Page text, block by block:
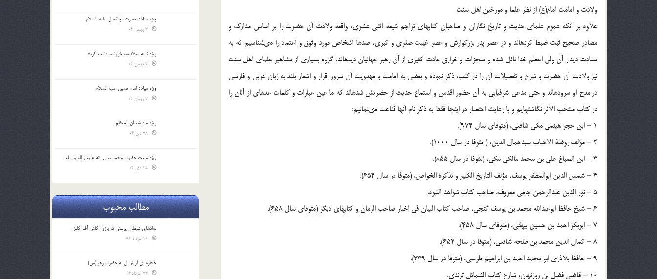
ولادت و امامت امام(ع) از نظر علما و مورخين اهل سنت
علاوه بر آنكه عموم علماى حديث و تاريخ نگاران و صاحبان كتابهاى تراجم شيعه اثنى عشرى، واقعه ولادت آن حضرت را بر اساس مدارك و
مصادر صحيح ثبت ضبط كرده‏اند و در عصر پدر بزرگوارش و عصر غيبت صغرى و كبرى، صدها اشخاص مورد وثوق و اعتماد را مى‏شناسيم كه به
سعادت ديدار آن ولى اعظم خدا نائل شده و معجزات و خوارق عادت كثيرى از آن رهبر جهانيان ديده‏اند، گروه بسيارى از مشاهير علماى اهل سنت
نيز ولادت آن حضرت و شرح و تفصيلات آن را در كتب، ذكر نموده و بعضى به امامت و مهدويت آن سرور اقرار و اشعار بلند به زبان عربى و فارسى
در مدح او سروده‏اند و حتى مدعى شرفيابى به آن حضور اقدس و استماع حديث از حضرتش شده‏اند كه ما عين عبارات و كلمات عده‏اى از آنان را
در كتاب منتخب الاثر نگاشته‏ايم و با رعايت اختصار در اينجا فقط به ذكر نام آنها قناعت مى‏نمائيم:
1 – ابن حجر هيثمى مكى شافعى، (متوفاى سال 974).
2 – مؤلف روضة الاحباب سيدجمال الدين، ( متوفا در سال 1000).
3 – ابن الصباغ على بن محمد مالكى مكى، (متوفا در سال 855).
4 – شمس الدين ابوالمظفر يوسف، مؤلف التاريخ الكبير و تذكرة الخواص، (متوفا در سال 654).
5 – نور الدين عبدالرحمن جامى معروف، صاحب كتاب شواهد النبوه.
6 – شيخ حافظ ابوعبدالله محمد بن يوسف گنجى، صاحب كتاب البيان فى اخبار صاحب الزمان و كتابهاى ديگر (متوفاى سال 658).
7 – ابوبكر احمد بن حسين بيهقى، (متوفاى سال 458).
8 – كمال الدين محمد بن طلحه شافعى، (متوفا در سال 652).
9 – حافظ بلاذرى ابو محمد احمد بن ابراهيم طوسى، (متوفا در سال 339).
10 – قاضى فضل بن روزنهان، شارح كتاب الشمائل ترندى.
ویژه میلاد حضرت ابوالفضل علیه السلام
ویژه نامه میلاد سه خورشید دشت کربلا
ویژه میلاد امام حسین علیه السلام
ویژه ماه شعبان المعظّم
ویژه مبعث حضرت محمد صلی الله علیه و اله و سلم
مطالب محبوب
نمادهای شیطان پرستی در بازی کلش آف کلنز
خاطره ای از توسل به حضرت زهرا(س)